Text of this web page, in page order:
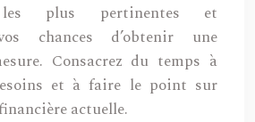
les plus pertinentes et
chances d’obtenir une
Consacrez du temps à
et à faire le point sur
actuelle.